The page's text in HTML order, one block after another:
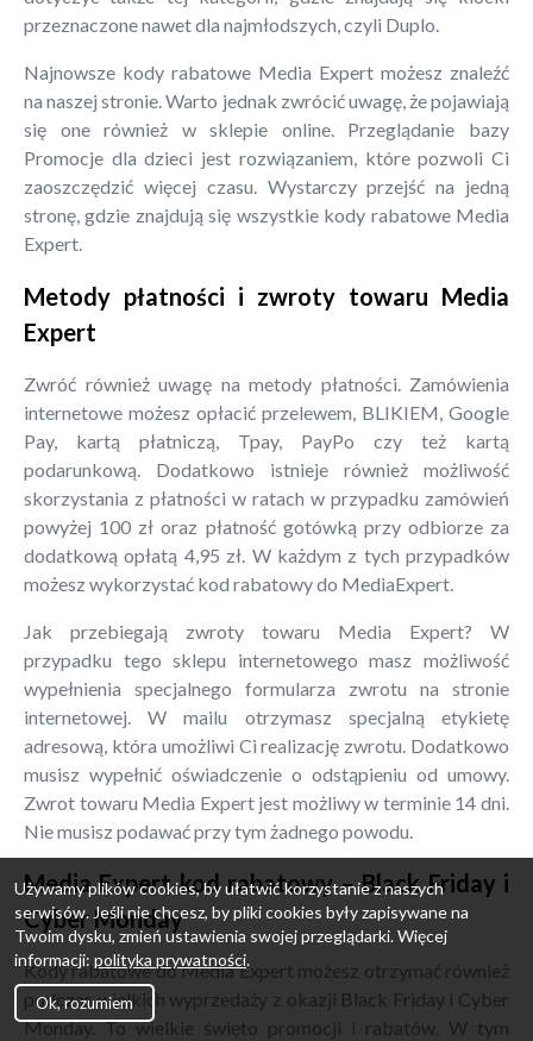
przeznaczone nawet dla najmłodszych, czyli Duplo.
Najnowsze kody rabatowe Media Expert możesz znaleźć
na naszej stronie. Warto jednak zwrócić uwagę, że pojawiają
się one również w sklepie online. Przeglądanie bazy
Promocje dla dzieci jest rozwiązaniem, które pozwoli Ci
zaoszczędzić więcej czasu. Wystarczy przejść na jedną
stronę, gdzie znajdują się wszystkie kody rabatowe Media
Expert.
Metody płatności i zwroty towaru Media
Expert
Zwróć również uwagę na metody płatności. Zamówienia
internetowe możesz opłacić przelewem, BLIKIEM, Google
Pay, kartą płatniczą, Tpay, PayPo czy też kartą
podarunkową. Dodatkowo istnieje również możliwość
skorzystania z płatności w ratach w przypadku zamówień
powyżej 100 zł oraz płatność gotówką przy odbiorze za
dodatkową opłatą 4,95 zł. W każdym z tych przypadków
możesz wykorzystać kod rabatowy do MediaExpert.
Jak przebiegają zwroty towaru Media Expert? W
przypadku tego sklepu internetowego masz możliwość
wypełnienia specjalnego formularza zwrotu na stronie
internetowej. W mailu otrzymasz specjalną etykietę
adresową, która umożliwi Ci realizację zwrotu. Dodatkowo
musisz wypełnić oświadczenie o odstąpieniu od umowy.
Zwrot towaru Media Expert jest możliwy w terminie 14 dni.
Nie musisz podawać przy tym żadnego powodu.
Media Expert kod rabatowy – Black Friday i
Cyber Monday
Kody rabatowe do Media Expert możesz otrzymać również
podczas wielkich wyprzedaży z okazji Black Friday i Cyber
Monday. To wielkie święto promocji i rabatów. W tym
Używamy plików cookies, by ułatwić korzystanie z naszych
serwisów. Jeśli nie chcesz, by pliki cookies były zapisywane na
Twoim dysku, zmień ustawienia swojej przeglądarki. Więcej
informacji: polityka prywatności.
Ok, rozumiem